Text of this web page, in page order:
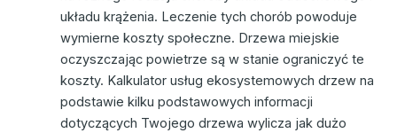
układu krążenia. Leczenie tych chorób powoduje
wymierne koszty społeczne. Drzewa miejskie
oczyszczając powietrze są w stanie ograniczyć te
koszty. Kalkulator usług ekosystemowych drzew na
podstawie kilku podstawowych informacji
dotyczących Twojego drzewa wylicza jak dużo